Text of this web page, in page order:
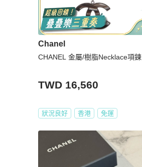
Chanel
CHANEL 金屬/樹脂Necklace項鍊
TWD 16,560
狀況良好 香港 免運